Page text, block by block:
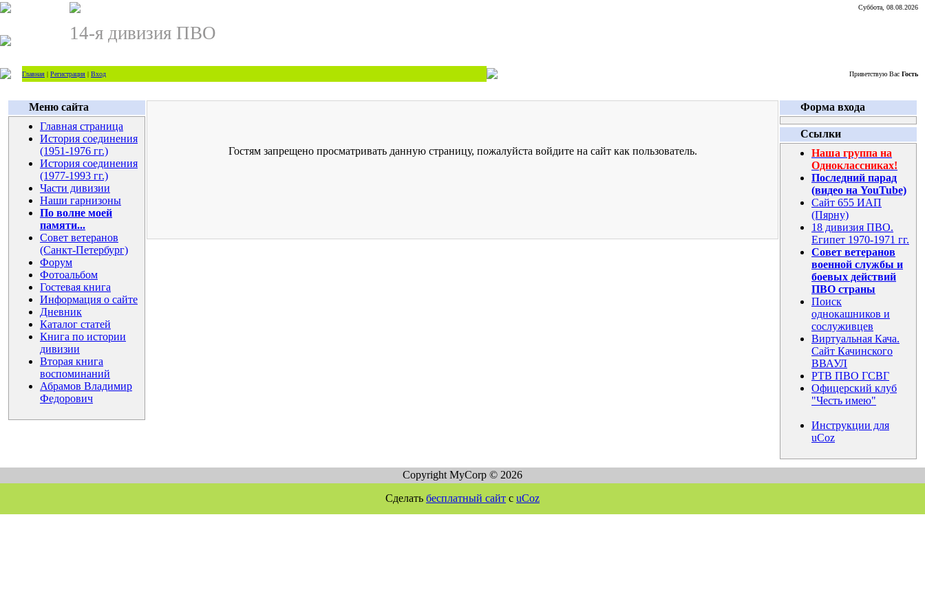
Суббота, 08.08.2026
14-я дивизия ПВО
Главная | Регистрация | Вход Приветствую Вас Гость
Меню сайта
Главная страница
История соединения
(1951-1976 гг.)
История соединения
(1977-1993 гг.)
Части дивизии
Наши гарнизоны
По волне моей
памяти...
Совет ветеранов
(Санкт-Петербург)
Форум
Фотоальбом
Гостевая книга
Информация о сайте
Дневник
Каталог статей
Книга по истории
дивизии
Вторая книга
воспоминаний
Абрамов Владимир
Федорович
Гостям запрещено просматривать данную страницу, пожалуйста войдите на сайт как пользователь.
Форма входа
Ссылки
Наша группа на
Одноклассниках!
Последний парад
(видео на YouTube)
Сайт 655 ИАП
(Пярну)
18 дивизия ПВО.
Египет 1970-1971 гг.
Совет ветеранов
военной службы и
боевых действий
ПВО страны
Поиск
однокашников и
сослуживцев
Виртуальная Кача.
Сайт Качинского
ВВАУЛ
РТВ ПВО ГСВГ
Офицерский клуб
"Честь имею"
Инструкции для
uCoz
Copyright MyCorp © 2026
Сделать бесплатный сайт с uCoz